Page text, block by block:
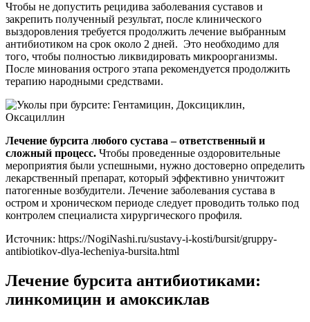
Чтобы не допустить рецидива заболевания суставов и
закрепить полученный результат, после клинического
выздоровления требуется продолжить лечение выбранным
антибиотиком на срок около 2 дней. Это необходимо для
того, чтобы полностью ликвидировать микроорганизмы.
После минования острого этапа рекомендуется продолжить
терапию народными средствами.
Лечение бурсита любого сустава – ответственный и
сложный процесс. Чтобы проведенные оздоровительные
мероприятия были успешными, нужно достоверно определить
лекарственный препарат, который эффективно уничтожит
патогенные возбудители. Лечение заболевания сустава в
остром и хроническом периоде следует проводить только под
контролем специалиста хирургического профиля.
Источник: https://NogiNashi.ru/sustavy-i-kosti/bursit/gruppy-
antibiotikov-dlya-lecheniya-bursita.html
Лечение бурсита антибиотиками:
линкомицин и амоксиклав